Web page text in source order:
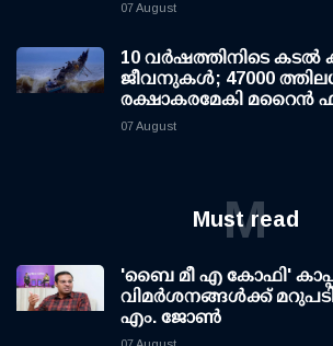
07 August
10 വര്‍ഷത്തിനിടെ കടല്‍
ജീവനുകള്‍; 47000
രക്ഷാകരമേകി മറൈന്‍
07 August
Must read
M
'ബൈ മീ എ കോഫി'
വിമര്‍ശനങ്ങള്‍ക്ക്
എം. ജോണ്‍